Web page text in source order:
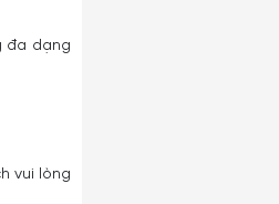
đa dạng
vui lòng